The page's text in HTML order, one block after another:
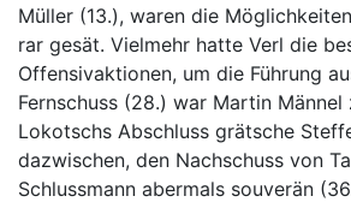
Müller (13.), waren die
rar gesät. Vielmehr hatte Verl die
Offensivaktionen, um die Führung
Fernschuss (28.) war Martin Männel
Lokotschs Abschluss grätsche
dazwischen, den Nachschuss von
Schlussmann abermals souverän